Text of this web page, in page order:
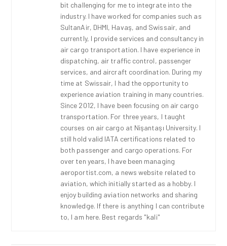
bit challenging for me to integrate into the
industry. I have worked for companies such as
SultanAir, DHMI, Havaş, and Swissair, and
currently, I provide services and consultancy in
air cargo transportation. I have experience in
dispatching, air traffic control, passenger
services, and aircraft coordination. During my
time at Swissair, I had the opportunity to
experience aviation training in many countries.
Since 2012, I have been focusing on air cargo
transportation. For three years, I taught
courses on air cargo at Nişantaşı University. I
still hold valid IATA certifications related to
both passenger and cargo operations. For
over ten years, I have been managing
aeroportist.com, a news website related to
aviation, which initially started as a hobby. I
enjoy building aviation networks and sharing
knowledge. If there is anything I can contribute
to, I am here. Best regards "kali"